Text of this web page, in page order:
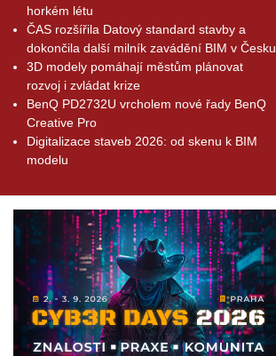
horkém létu
ČAS rozšířila Datový standard stavby a
dokončila další milník zavádění BIM v Česku
3D modely pomáhají městům plánovat
rozvoj i zvládat krize
BenQ PD2732U vrcholem nové řady BenQ
Creative Pro
Digitalizace staveb 2026: od skenu k BIM
modelu